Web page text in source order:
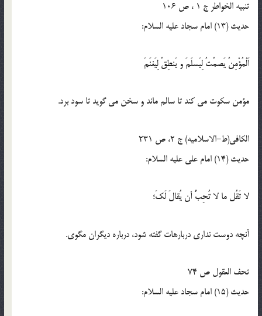
تنبيه الخواطر ج 1 ، ص 106
حدیث (13) امام سجاد علیه السلام:
اَلْمُؤْمِنُ يَصمُتُ لِيَسلَمَ و يَنطِقُ لِيَغنَمَ
مؤمن سكوت می ‏كند تا سالم ماند و سخن می‏ گويد تا سود برد.
الكافى(ط-الاسلامیه) ج 2، ص 231
حدیث (14) امام علی علیه السلام:
لا تَقُل ما لا تُحِبُّ أن يُقالَ لَكَ؛
آنچه دوست ندارى درباره‏ات گفته شود، درباره ديگران مگوى.
تحف العقول ص 74
حدیث (15) امام سجاد علیه السلام: